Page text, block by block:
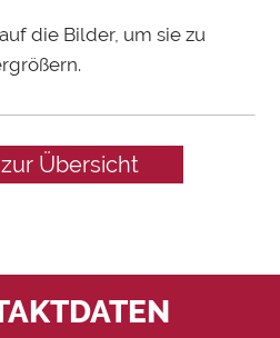
die Bilder, um sie zu
Übersicht